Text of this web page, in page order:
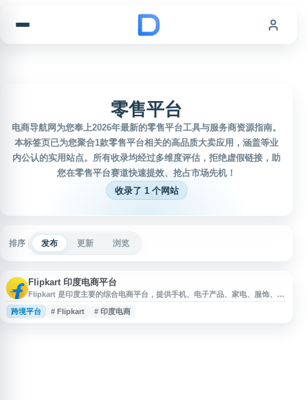
零售平台
电商导航网为您奉上2026年最新的零售平台工具与服务商资源指南。
本标签页已为您聚合1款零售平台相关的高品质大卖应用，涵盖等业
内公认的实用站点。所有收录均经过多维度评估，拒绝虚假链接，助
您在零售平台赛道快速提效、抢占市场先机！
收录了 1 个网站
排序 发布 更新 浏览
Flipkart 印度电商平台
Flipkart 是印度主要的综合电商平台，提供手机、电子产品、家电、服饰、家
具、日用品等多品类商品在线选购服务。用户可通过网站浏览商品信息、比较
价格、查看评价并完成下单，平台覆盖印度本地消费者常见的购物需求，适合
跨境平台 # Flipkart # 印度电商